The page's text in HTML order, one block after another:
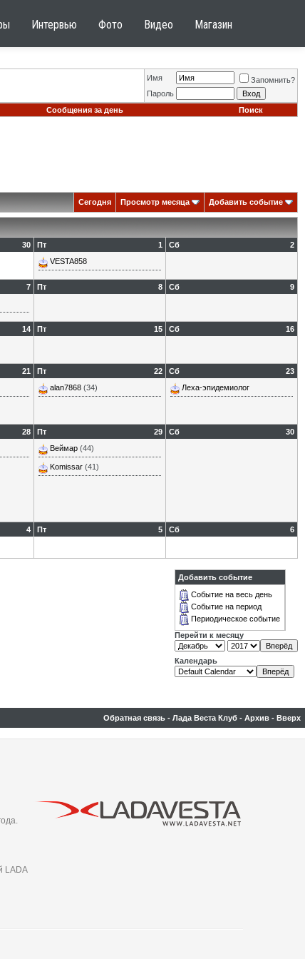
Интервью Фото Видео Магазин
Имя
Запомнить?
Пароль
Сообщения за день Поиск
Сегодня Просмотр месяца Добавить событие
30 1
Пт
VESTA858
2
Сб
7 8
Пт 9
Сб
14 15
Пт 16
Сб
21 22
Пт
alan7868 (34)
23
Сб
Леха-эпидемиолог
28 29
Пт
Веймар (44)
Komissar (41)
30
Сб
4 5
Пт 6
Сб
Добавить событие
Событие на весь день
Событие на период
Периодическое событие
Перейти к месяцу
Календарь
Обратная связь - Лада Веста Клуб - Архив - Вверх
LADA